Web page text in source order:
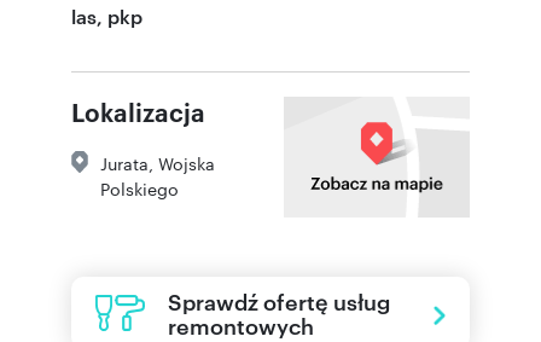
las, pkp
Lokalizacja
Jurata Wojska
Polskiego
Sprawdź ofertę usług
remontowych